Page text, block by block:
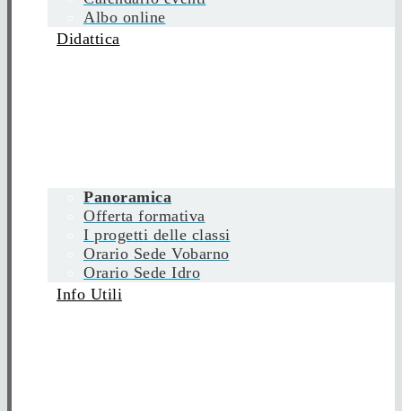
Albo online
Didattica
Panoramica
Offerta formativa
I progetti delle classi
Orario Sede Vobarno
Orario Sede Idro
Info Utili